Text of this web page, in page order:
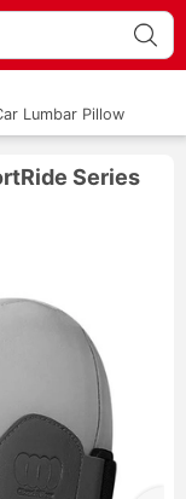
Lumbar Pillow
Series